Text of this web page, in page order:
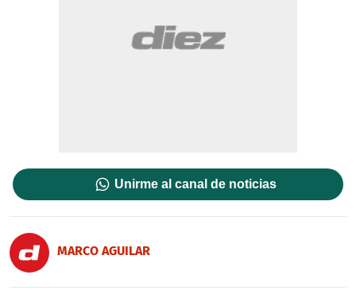
Unirme al canal de noticias
MARCO AGUILAR